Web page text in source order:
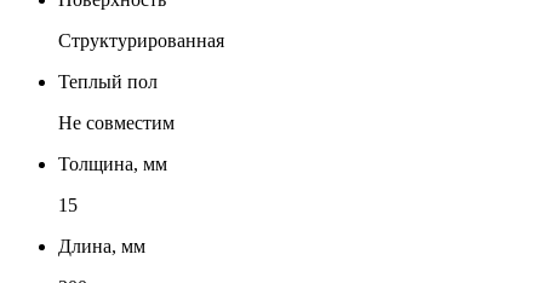
Структурированная
Теплый пол
Не совместим
Толщина, мм
15
Длина, мм